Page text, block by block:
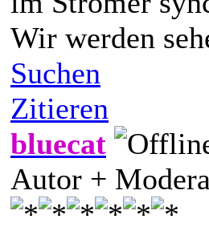
Wir werden
Suchen
Zitieren
bluecat
Autor +